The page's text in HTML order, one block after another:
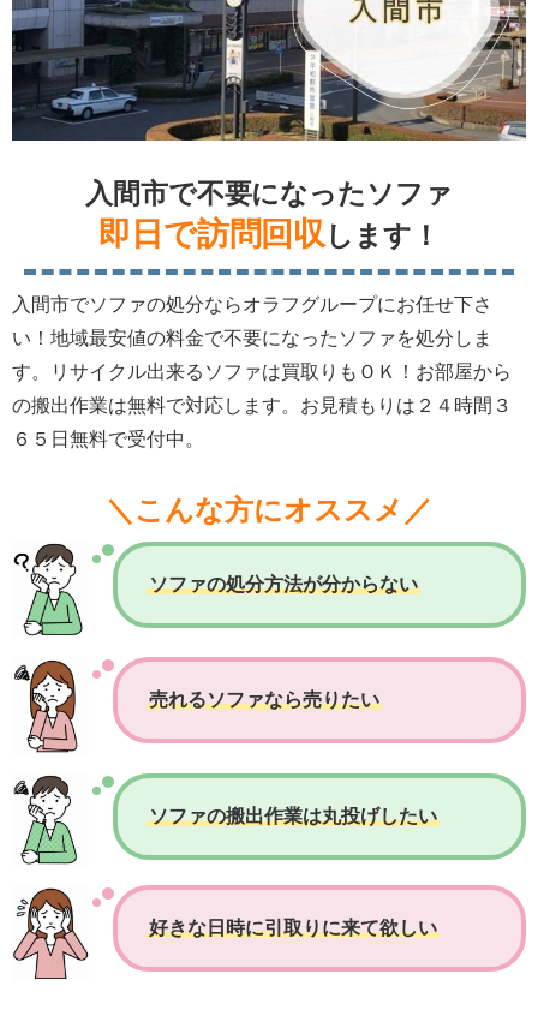
入間市で不要になったソファ
即日で訪問回収 します！
入間市でソファの処分ならオラフグループにお任せ下さ
い！地域最安値の料金で不要になったソファを処分しま
す。リサイクル出来るソファは買取りもＯＫ！お部屋から
の搬出作業は無料で対応します。お見積もりは２４時間３
６５日無料で受付中。
＼こんな方にオススメ／
ソファの処分方法が分からない
売れるソファなら売りたい
ソファの搬出作業は丸投げしたい
好きな日時に引取りに来て欲しい